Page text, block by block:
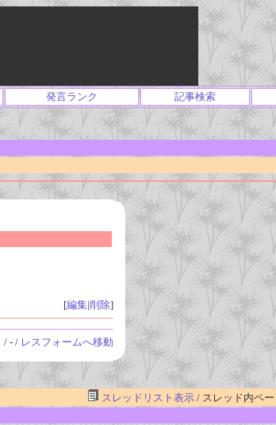
発言ランク 記事検索
[編集|削除]
/ - / レスフォームへ移動
スレッドリスト表示/ スレッド内ペー